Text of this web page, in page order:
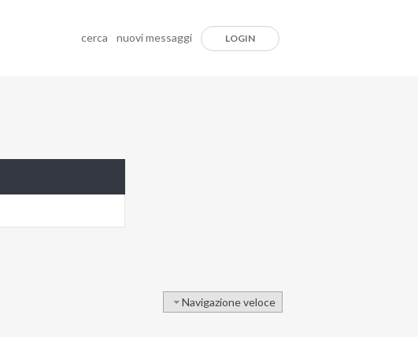
cerca nuovi messaggi LOGIN
Navigazione veloce